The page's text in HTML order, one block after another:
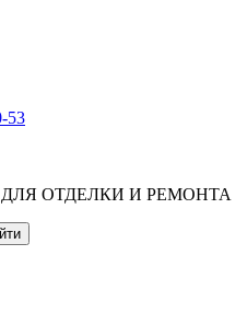
53
ОТДЕЛКИ И РЕМОНТА